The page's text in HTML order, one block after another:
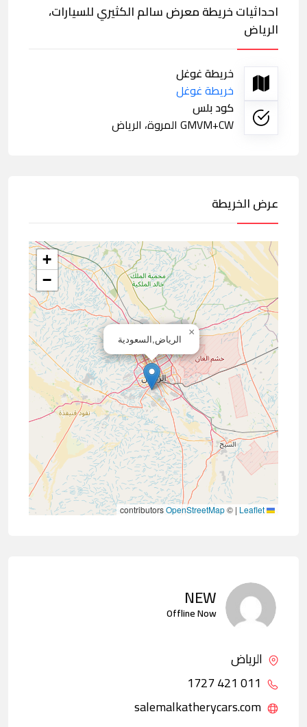
احداثيات خريطة معرض سالم الكثيري للسيارات،
الرياض
خريطة غوغل
خريطة غوغل
كود بلس
GMVM+CW المروة، الرياض
عرض الخريطة
الرياض,السعودية
×
+
−
|
©
OpenStreetMap
NEW
Offline Now
الرياض